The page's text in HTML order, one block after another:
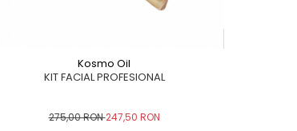
Kosmo Oil
KIT FACIAL PROFESIONAL
275,00 RON247,50 RON